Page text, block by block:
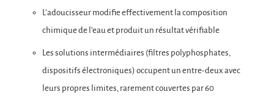
L’adoucisseur modifie effectivement la composition
chimique de l’eau et produit un résultat vérifiable
Les solutions intermédiaires (filtres polyphosphates,
dispositifs électroniques) occupent un entre-deux avec
leurs propres limites, rarement couvertes par 60